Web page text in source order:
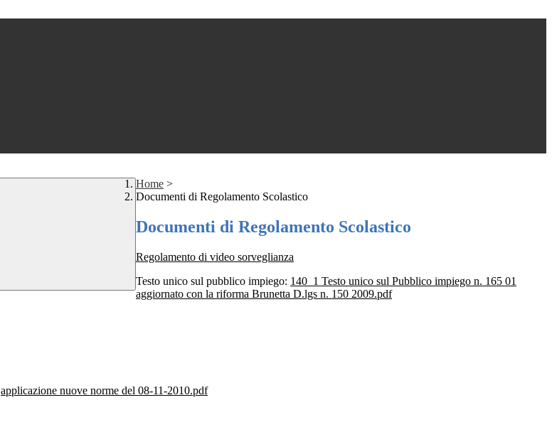
Home >
Documenti di Regolamento Scolastico
Documenti di Regolamento Scolastico
Regolamento di video sorveglianza
Testo unico sul pubblico impiego: 140_1 Testo unico sul Pubblico impiego n. 165 01
aggiornato con la riforma Brunetta D.lgs n. 150 2009.pdf
applicazione nuove norme del 08-11-2010.pdf